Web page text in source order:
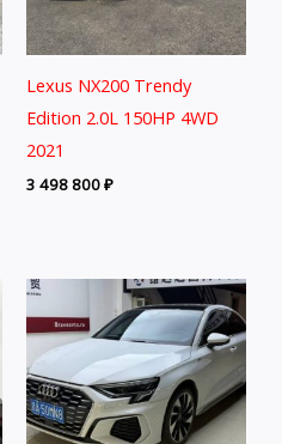
Lexus NX200 Trendy
Edition 2.0L 150HP 4WD
2021
3 498 800₽